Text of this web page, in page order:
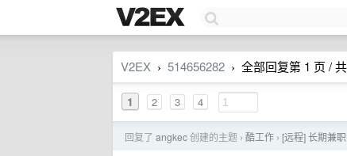
V2EX › 514656282 › 全部回复第 1 页 /
1 2 3 4
回复了 angkec创建的主题 › 酷工作 › [远程] 长期兼